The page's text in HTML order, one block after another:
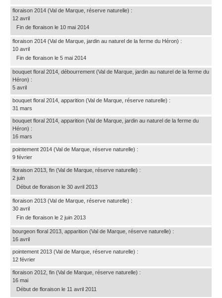
floraison 2014 (Val de Marque, réserve naturelle) :
12 avril
Fin de floraison le 10 mai 2014
floraison 2014 (Val de Marque, jardin au naturel de la ferme du Héron) :
10 avril
Fin de floraison le 5 mai 2014
bouquet floral 2014, débourrement (Val de Marque, jardin au naturel de la ferme du
Héron) :
5 avril
bouquet floral 2014, apparition (Val de Marque, réserve naturelle) :
31 mars
bouquet floral 2014, apparition (Val de Marque, jardin au naturel de la ferme du
Héron) :
16 mars
pointement 2014 (Val de Marque, réserve naturelle) :
9 février
floraison 2013, fin (Val de Marque, réserve naturelle) :
2 juin
Début de floraison le 30 avril 2013
floraison 2013 (Val de Marque, réserve naturelle) :
30 avril
Fin de floraison le 2 juin 2013
bourgeon floral 2013, apparition (Val de Marque, réserve naturelle) :
16 avril
pointement 2013 (Val de Marque, réserve naturelle) :
12 février
floraison 2012, fin (Val de Marque, réserve naturelle) :
16 mai
Début de floraison le 11 avril 2011